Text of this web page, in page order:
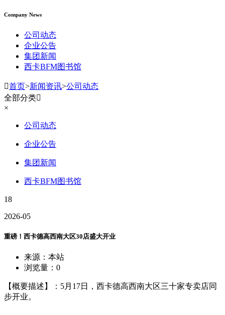
Company News
公司动态
企业公告
集团新闻
西卡BFM图书馆
首页>新闻资讯>公司动态
全部分类
×
公司动态
企业公告
集团新闻
西卡BFM图书馆
18
2026-05
重磅！西卡德高西南大区30店盛大开业
来源：本站
浏览量： 0
【概要描述】：5月17日，西卡德高西南大区三十家专卖店同
步开业。